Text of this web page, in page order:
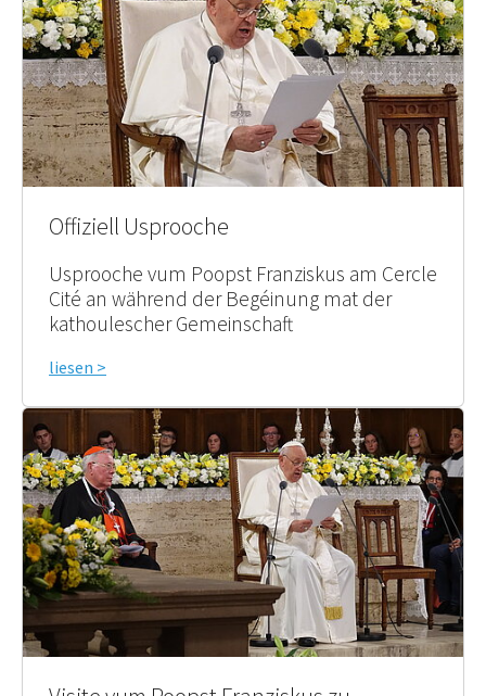
Offiziell Usprooche
Usprooche vum Poopst Franziskus am Cercle
Cité an während der Begéinung mat der
kathoulescher Gemeinschaft
liesen >